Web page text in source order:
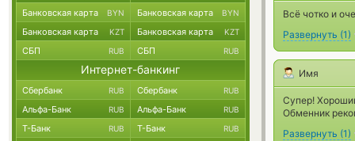
Всё чотко и
Развернуть (1)
Имя
Супер!
Обменник
Развернуть (1)
Банковская карта BYN Банковская карта BYN
Банковская карта KZT Банковская карта KZT
СБП RUB СБП RUB
Интернет-банкинг
Сбербанк RUB Сбербанк RUB
Альфа-Банк RUB Альфа-Банк RUB
Т-Банк RUB Т-Банк RUB